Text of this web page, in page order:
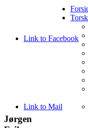
Link to Facebook
Link to Mail
Jørgen